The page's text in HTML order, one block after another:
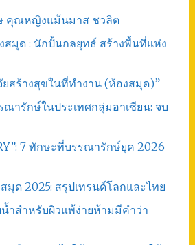
คุณหญิงแม้นมาส ชวลิต
สมุด : นักปั้นกลยุทธ์ สร้างพื้นที่แห่ง
ยสร้างสุขในที่ทำงาน (ห้องสมุด)”
ณารักษ์ในประเทศกลุ่มอาเซียน: จบ
7 ทักษะที่บรรณารักษ์ยุค 2026
มุด 2025: สรุปเทรนด์โลกและไทย
ำสำหรับผิวแพ้ง่ายห้ามมีคำว่า